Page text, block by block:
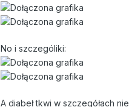
No i szczególiki:
A diabeł tkwi w szczegółach